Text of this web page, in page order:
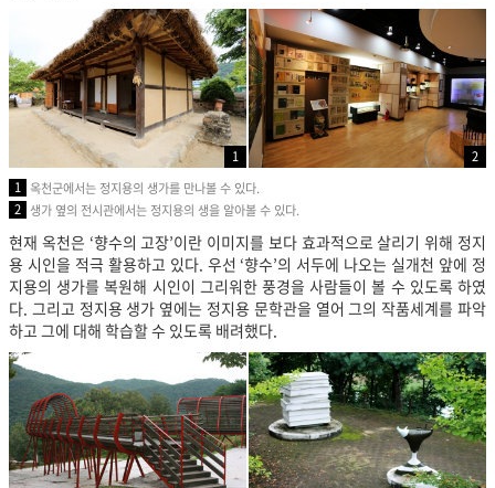
1
2
1 옥천군에서는 정지용의 생가를 만나볼 수 있다.
2 생가 옆의 전시관에서는 정지용의 생을 알아볼 수 있다.
현재 옥천은 ‘향수의 고장’이란 이미지를 보다 효과적으로 살리기 위해 정지
용 시인을 적극 활용하고 있다. 우선 ‘향수’의 서두에 나오는 실개천 앞에 정
지용의 생가를 복원해 시인이 그리워한 풍경을 사람들이 볼 수 있도록 하였
다. 그리고 정지용 생가 옆에는 정지용 문학관을 열어 그의 작품세계를 파악
하고 그에 대해 학습할 수 있도록 배려했다.